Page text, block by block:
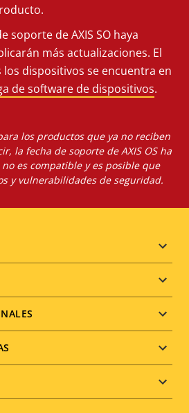
soporte de AXIS SO haya
más actualizaciones. El
dispositivos se encuentra en
de software de dispositivos.
los productos que ya no reciben
la fecha de soporte de AXIS OS ha
es compatible y es posible que
y vulnerabilidades de seguridad.